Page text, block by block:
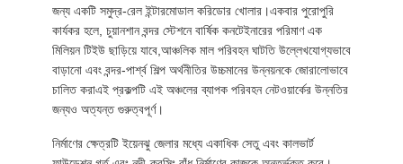
PRIVACY
POLICY
জন্য একটি সমুদ্র-রেল ইন্টারমোডাল করিডোর খোলার।একবার পুরোপুরি
কার্যকর হলে, চুয়ানশান বন্দর স্টেশনে বার্ষিক কনটেইনারের পরিমাণ এক
মিলিয়ন টিইউ ছাড়িয়ে যাবে,আঞ্চলিক মাল পরিবহন ঘাটতি উল্লেখযোগ্যভাবে
বাড়ানো এবং বন্দর-পার্শ্ব শিল্প অর্থনীতির উচ্চমানের উন্নয়নকে জোরালোভাবে
চালিত করাএই প্রকল্পটি এই অঞ্চলের ব্যাপক পরিবহন নেটওয়ার্কের উন্নতির
জন্যও অত্যন্ত গুরুত্বপূর্ণ।
নির্মাণের ক্ষেত্রটি ইয়েনঝু জেলার মধ্যে একাধিক সেতু এবং কালভার্ট